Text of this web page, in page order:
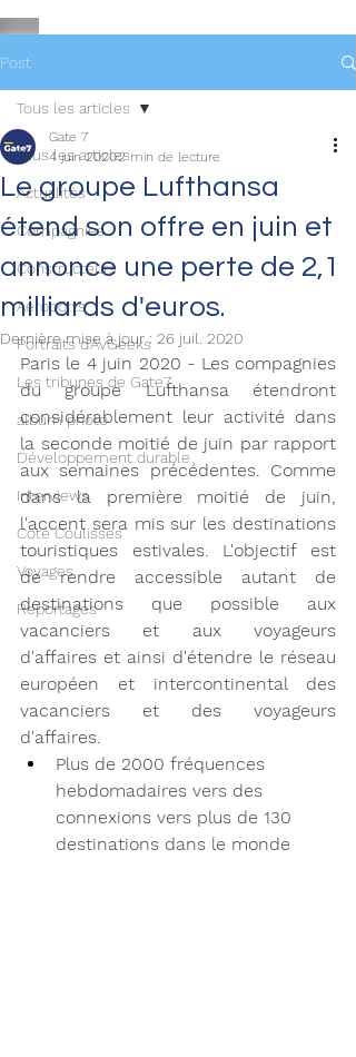
Post
Tous les articles
Actualités
Compagnies
Constructeurs
Aéroports
Portraits d'AvGeeks
Les tribunes de Gate7
album photo
Développement durable
Interviews
Coté Coulisses
Voyages
Reportages
Tous les articles
Le groupe Lufthansa
étend son offre en juin et
annonce une perte de 2,1
milliards d'euros.
Gate 7
4 juin 20202 min de lecture
Dernière mise à jour : 26 juil. 2020
Paris le 4 juin 2020 - Les compagnies
du groupe Lufthansa étendront
considérablement leur activité dans
la seconde moitié de juin par rapport
aux semaines précédentes. Comme
dans la première moitié de juin,
l'accent sera mis sur les destinations
touristiques estivales. L'objectif est
de rendre accessible autant de
destinations que possible aux
vacanciers et aux voyageurs
d'affaires et ainsi d'étendre le réseau
européen et intercontinental des
vacanciers et des voyageurs
d'affaires.
Plus de 2000 fréquences
hebdomadaires vers des
connexions vers plus de 130
destinations dans le monde